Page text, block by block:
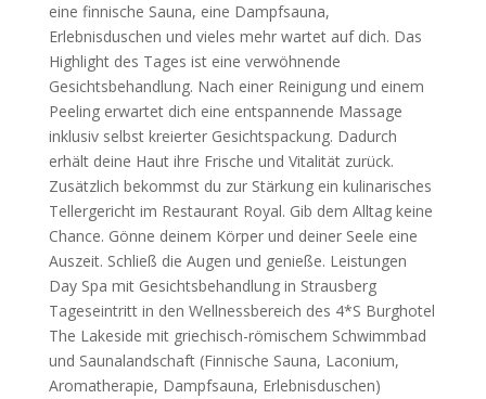
eine finnische Sauna, eine Dampfsauna,
Erlebnisduschen und vieles mehr wartet auf dich. Das
Highlight des Tages ist eine verwöhnende
Gesichtsbehandlung. Nach einer Reinigung und einem
Peeling erwartet dich eine entspannende Massage
inklusiv selbst kreierter Gesichtspackung. Dadurch
erhält deine Haut ihre Frische und Vitalität zurück.
Zusätzlich bekommst du zur Stärkung ein kulinarisches
Tellergericht im Restaurant Royal. Gib dem Alltag keine
Chance. Gönne deinem Körper und deiner Seele eine
Auszeit. Schließ die Augen und genieße. Leistungen
Day Spa mit Gesichtsbehandlung in Strausberg
Tageseintritt in den Wellnessbereich des 4*S Burghotel
The Lakeside mit griechisch-römischem Schwimmbad
und Saunalandschaft (Finnische Sauna, Laconium,
Aromatherapie, Dampfsauna, Erlebnisduschen)